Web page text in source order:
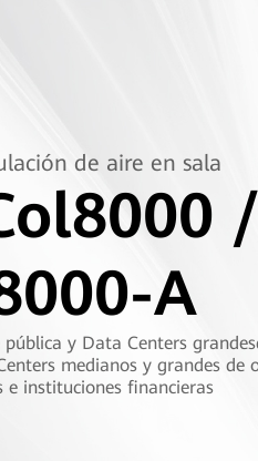
de aire en sala
/
A
y Data Centers
medianos y grandes de
e instituciones financieras